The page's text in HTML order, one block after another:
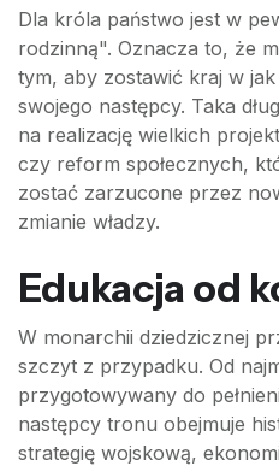
Dla króla państwo jest w
rodzinną". Oznacza to, że
tym, aby zostawić kraj w
swojego następcy. Taka
na realizację wielkich
czy reform społecznych,
zostać zarzucone przez
zmianie władzy.
Edukacja od
W monarchii dziedzicznej
szczyt z przypadku. Od
przygotowywany do
następcy tronu obejmuje
strategię wojskową,